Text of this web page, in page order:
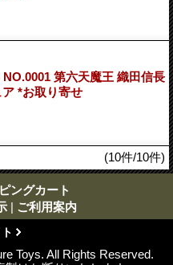
第六天魔王 織田信長
ア *お取り寄せ
(10件/10件)
ングカート
| ご利用案内
Toys. All Rights Reserved.